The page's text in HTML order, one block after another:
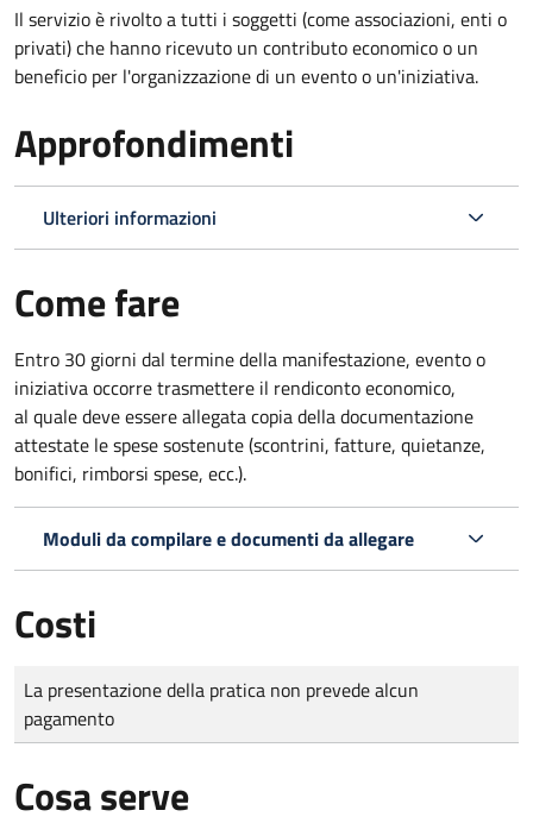
Il servizio è rivolto a tutti i soggetti (come associazioni, enti o
privati) che hanno ricevuto un contributo economico o un
beneficio per l'organizzazione di un evento o un'iniziativa.
Approfondimenti
Ulteriori informazioni
Come fare
Entro 30 giorni dal termine della manifestazione, evento o
iniziativa occorre trasmettere il rendiconto economico,
al quale deve essere allegata copia della documentazione
attestate le spese sostenute (scontrini, fatture, quietanze,
bonifici, rimborsi spese, ecc.).
Moduli da compilare e documenti da allegare
Costi
Tipo di pagamento
Importo
La presentazione della pratica non prevede alcun
pagamento
Cosa serve